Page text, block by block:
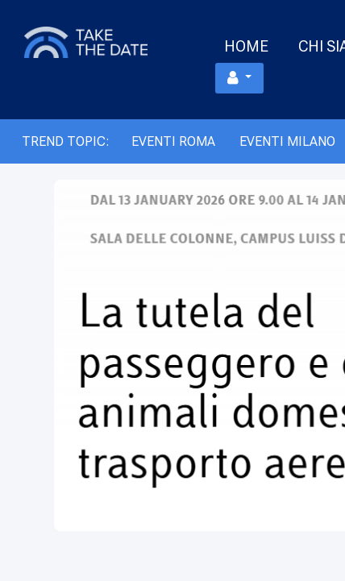
HOME CHI
TREND TOPIC: EVENTI ROMA EVENTI MILANO